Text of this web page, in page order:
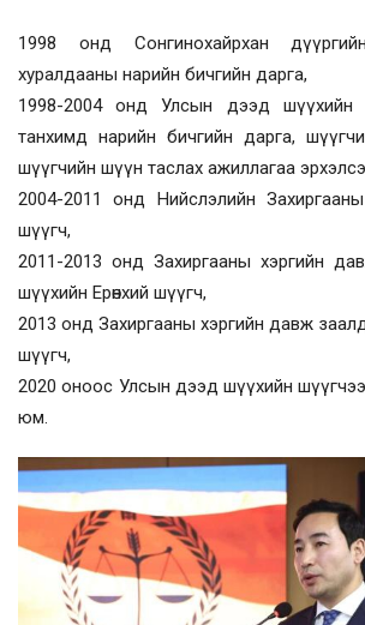
1998 онд Сонгинохайрхан
хуралдааны нарийн бичгийн дарга,
1998-2004 онд Улсын дээд шүүхийн
танхимд нарийн бичгийн дарга,
шүүгчийн шүүн таслах ажиллагаа
2004-2011 онд Нийслэлийн
шүүгч,
2011-2013 онд Захиргааны хэргийн
шүүхийн Ерөнхий шүүгч,
2013 онд Захиргааны хэргийн давж
шүүгч,
2020 оноос Улсын дээд шүүхийн
юм.